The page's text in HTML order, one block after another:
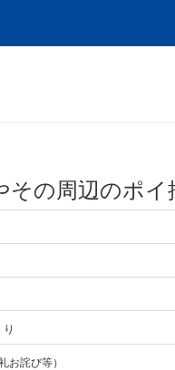
の周辺のポ
お詫び等）